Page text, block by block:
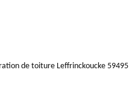
de toiture Leffrinckoucke 59495